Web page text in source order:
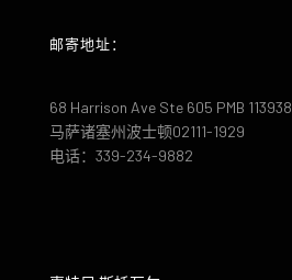
邮寄地址：
68 Harrison Ave Ste 605 PMB 113938
马萨诸塞州波士顿02111-1929
电话：339-234-9882